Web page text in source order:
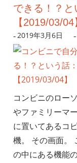
できる！？と
【2019/03/04
2019年3月6日
コンビニのロー
やファミリーマ
に置いてあるコ
機。 その画面。
の中にある機能